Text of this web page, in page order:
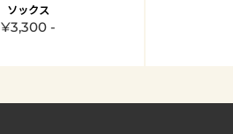
ソックス
¥3,300 -